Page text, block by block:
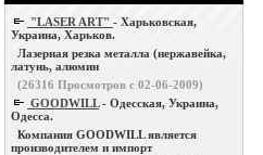
"LASER ART" - Харьковская,
Украина, Харьков.
Лазерная резка металла (нержавейка,
латунь, алюмин
(26316 Просмотров с 02-06-2009)
GOODWILL- Одесская, Украина,
Одесса.
Компания GOODWILL является
производителем и импорт